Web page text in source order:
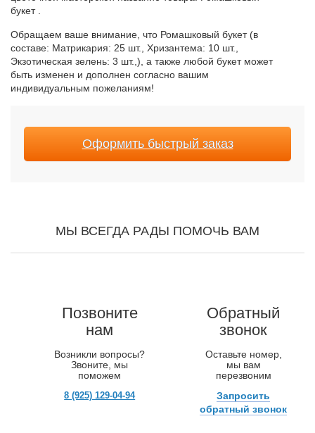
букет .
Обращаем ваше внимание, что Ромашковый букет (в
составе: Матрикария: 25 шт., Хризантема: 10 шт.,
Экзотическая зелень: 3 шт.,), а также любой букет может
быть изменен и дополнен согласно вашим
индивидуальным пожеланиям!
Оформить быстрый заказ
МЫ ВСЕГДА РАДЫ ПОМОЧЬ ВАМ
Позвоните
нам
Возникли вопросы?
Звоните, мы
поможем
8 (925) 129-04-94
Обратный
звонок
Оставьте номер,
мы вам
перезвоним
Запросить
обратный звонок